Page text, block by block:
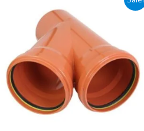
€6.40.
hinta
on:
€4.90.